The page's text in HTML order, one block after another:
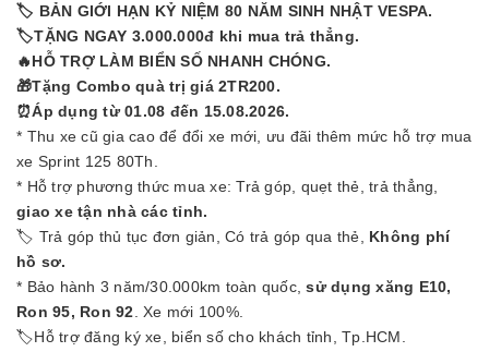
🏷 BẢN GIỚI HẠN KỶ NIỆM 80 NĂM SINH NHẬT VESPA.
🏷TẶNG NGAY 3.000.000đ khi mua trả thẳng.
🔥HỖ TRỢ LÀM BIỂN SỐ NHANH CHÓNG.
🎁Tặng Combo quà trị giá 2TR200.
⏰Áp dụng từ 01.08 đến 15.08.2026.
* Thu xe cũ gia cao để đổi xe mới, ưu đãi thêm mức hỗ trợ mua
xe Sprint 125 80Th.
* Hỗ trợ phương thức mua xe: Trả góp, quẹt thẻ, trả thẳng,
giao xe tận nhà các tỉnh.
🏷 Trả góp thủ tục đơn giản, Có trả góp qua thẻ, Không phí
hồ sơ.
* Bảo hành 3 năm/30.000km toàn quốc,sử dụng xăng E10,
Ron 95, Ron 92 . Xe mới 100%.
🏷Hỗ trợ đăng ký xe, biển số cho khách tỉnh, Tp.HCM.